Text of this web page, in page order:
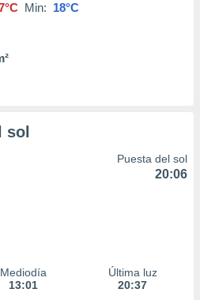
Min: 18°C
sol
Puesta del sol
20:06
Mediodía
13:01
Última luz
20:37